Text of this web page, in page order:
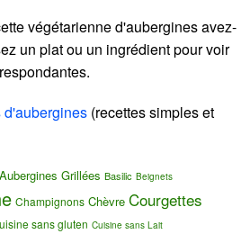
végétarienne d'aubergines avez-
un plat ou un ingrédient pour voir
d'aubergines (recettes simples et
Aubergines Grillées Basilic Beignets
Champignons Chèvre Courgettes
sans gluten Cuisine sans Lait